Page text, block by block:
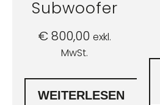
Subwoofer
€800,00 exkl.
MwSt.
WEITERLESEN